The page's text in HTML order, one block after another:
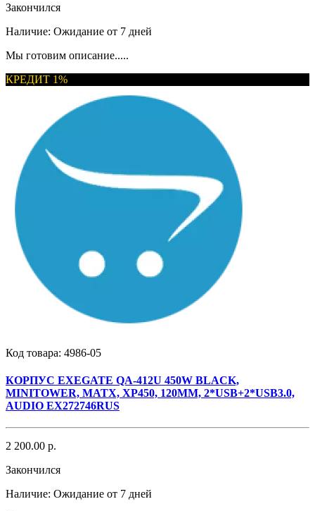
Закончился
Наличие: Ожидание от 7 дней
Мы готовим описание.....
КРЕДИТ 1%
Код товара: 4986-05
КОРПУС EXEGATE QA-412U 450W BLACK,
MINITOWER, MATX, XP450, 120MM, 2*USB+2*USB3.0,
AUDIO EX272746RUS
2 200.00 р.
Закончился
Наличие: Ожидание от 7 дней